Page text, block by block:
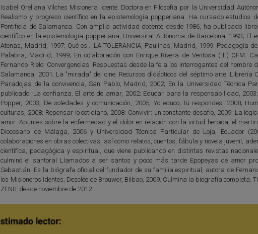
Isabel Orellana Vilches Misionera idente. Doctora en Filosofía por la Universidad
Realismo y progreso científico en la epistemología popperiana. Ha cursado estudios
Pontificia de Salamanca. Con amplia actividad docente desde 1986, ha publicado
científico en la epistemología popperiana, Universitat Autònoma de Barcelona, 1993; El
Atenas, Madrid, 1997; Qué es... LA TOLERANCIA, Paulinas, Madrid, 1999; Pedagogía
Palabra, Madrid, 1999; En colaboración con Enrique Rivera de Ventosa (†) OFM.
Fernando Rielo: Convergencias. Respuestas desde la fe a los interrogantes del hombre
Salamanca, 2001; La "mirada" del cine. Recursos didácticos del séptimo arte. Librería
Paradojas de la convivencia, San Pablo, Madrid, 2002; En la Universidad Técnica
publicado: La confianza. El arte de amar, 2002; Educar para la responsabilidad,
Popper, 2003; De soledades y comunicación, 2005; Yo educo; tú respondes, 2008;
culturas, 2008; Repensar lo cotidiano, 2008; Convivir: un constante desafío, 2009; La
amor. Apuntes sobre la enfermedad y el dolor en relación con la virtud heroica, el
Diocesano de Málaga, 2006 y Universidad Técnica Particular de Loja, Ecuador
colaboraciones en obras colectivas, así como relatos, cuentos, fábula y novela juvenil,
científica, pedagógica y espiritual, que viene publicando en distintas revistas
culminó el santoral Llamados a ser santos y poco más tarde Epopeyas de amor
Sebastián. Es la biógrafa oficial del fundador de su familia espiritual, autora de
los Misioneros Identes, Desclée de Brouwer, Bilbao, 2009. Culmina la biografía completa.
ZENIT desde noviembre de 2012.